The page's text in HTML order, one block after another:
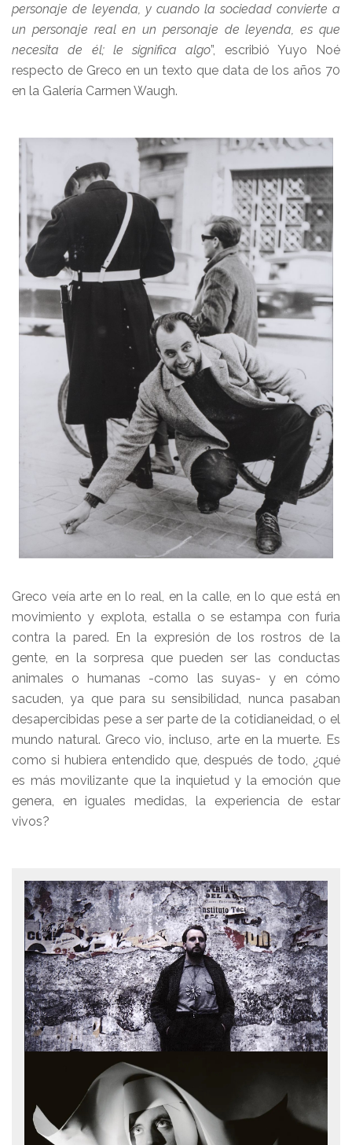
personaje de leyenda, y cuando la sociedad convierte a
un personaje real en un personaje de leyenda, es que
necesita de él; le significa algo”, escribió Yuyo Noé
respecto de Greco en un texto que data de los años 70
en la Galería Carmen Waugh.
Greco veía arte en lo real, en la calle, en lo que está en
movimiento y explota, estalla o se estampa con furia
contra la pared. En la expresión de los rostros de la
gente, en la sorpresa que pueden ser las conductas
animales o humanas -como las suyas- y en cómo
sacuden, ya que para su sensibilidad, nunca pasaban
desapercibidas pese a ser parte de la cotidianeidad, o el
mundo natural. Greco vio, incluso, arte en la muerte. Es
como si hubiera entendido que, después de todo, ¿qué
es más movilizante que la inquietud y la emoción que
genera, en iguales medidas, la experiencia de estar
vivos?